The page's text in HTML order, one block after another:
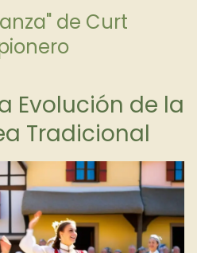
de Curt
Evolución de la
Tradicional